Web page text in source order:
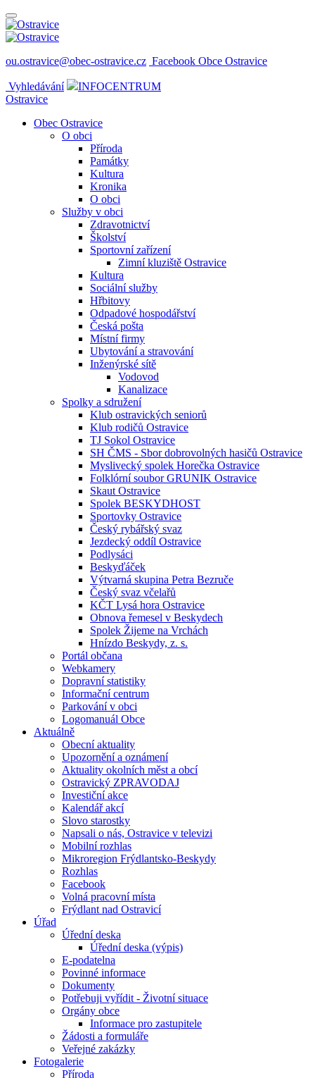
ou.ostravice@obec-ostravice.cz Facebook Obce Ostravice
Vyhledávání
INFOCENTRUM
Ostravice
Obec Ostravice
O obci
Příroda
Památky
Kultura
Kronika
O obci
Služby v obci
Zdravotnictví
Školství
Sportovní zařízení
Zimní kluziště Ostravice
Kultura
Sociální služby
Hřbitovy
Odpadové hospodářství
Česká pošta
Místní firmy
Ubytování a stravování
Inženýrské sítě
Vodovod
Kanalizace
Spolky a sdružení
Klub ostravických seniorů
Klub rodičů Ostravice
TJ Sokol Ostravice
SH ČMS - Sbor dobrovolných hasičů Ostravice
Myslivecký spolek Horečka Ostravice
Folklórní soubor GRUNIK Ostravice
Skaut Ostravice
Spolek BESKYDHOST
Sportovky Ostravice
Český rybářský svaz
Jezdecký oddíl Ostravice
Podlysáci
Beskyďáček
Výtvarná skupina Petra Bezruče
Český svaz včelařů
KČT Lysá hora Ostravice
Obnova řemesel v Beskydech
Spolek Žijeme na Vrchách
Hnízdo Beskydy, z. s.
Portál občana
Webkamery
Dopravní statistiky
Informační centrum
Parkování v obci
Logomanuál Obce
Aktuálně
Obecní aktuality
Upozornění a oznámení
Aktuality okolních měst a obcí
Ostravický ZPRAVODAJ
Investiční akce
Kalendář akcí
Slovo starostky
Napsali o nás, Ostravice v televizi
Mobilní rozhlas
Mikroregion Frýdlantsko-Beskydy
Rozhlas
Facebook
Volná pracovní místa
Frýdlant nad Ostravicí
Úřad
Úřední deska
Úřední deska (výpis)
E-podatelna
Povinné informace
Dokumenty
Potřebuji vyřídit - Životní situace
Orgány obce
Informace pro zastupitele
Žádosti a formuláře
Veřejné zakázky
Fotogalerie
Příroda